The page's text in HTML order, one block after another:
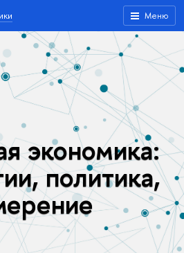
Меню
экономика:
политика,